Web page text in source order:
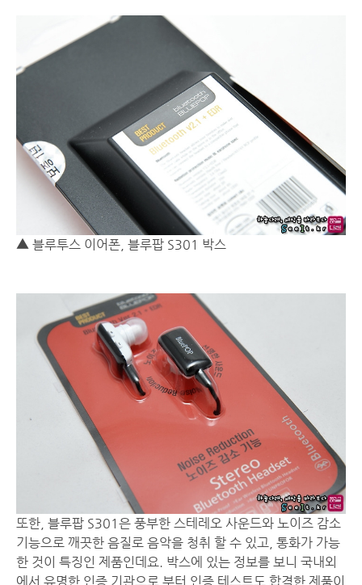
▲ 블루투스 이어폰, 블루팝 S301 박스
또한, 블루팝 S301은 풍부한 스테레오 사운드와 노이즈 감소
기능으로 깨끗한 음질로 음악을 청취 할 수 있고, 통화가 가능
한 것이 특징인 제품인데요. 박스에 있는 정보를 보니 국내외
에서 유명한 인증 기관으로 부터 인증 테스트도 합격한 제품이